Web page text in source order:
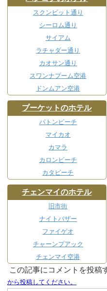
スクンビット通り
シーロム通り
サイアム
ラチャダー通り
カオサン通り
スワンナプーム空港
ドンムアン空港
プーケットのホテル
パトンビーチ
マイカオ
カマラ
カロンビーチ
カタビーチ
チェンマイのホテル
旧市街
ナイトバザー
ファイゲオ
チャーンプアック
チェンマイ空港